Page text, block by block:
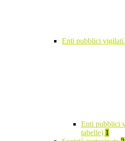
Enti pubblici vigilati
Enti pubblici
tabelle) 1